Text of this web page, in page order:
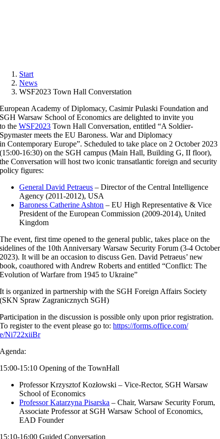
Start
News
WSF2023 Town Hall Converstation
European Academy of Diplomacy, Casimir Pulaski Foundation and
SGH Warsaw School of Economics are delighted to invite you
to theWSF2023 Town Hall Conversation, entitled “A Soldier-
Spymaster meets the EU Baroness. War and Diplomacy
in Contemporary Europe”. Scheduled to take place on 2 October 2023
(15:00-16:30) on the SGH campus (Main Hall, Building G, II floor),
the Conversation will host two iconic transatlantic foreign and security
policy figures:
General David Petraeus – Director of the Central Intelligence
Agency (2011-2012), USA
Baroness Catherine Ashton – EU High Representative & Vice
President of the European Commission (2009-2014), United
Kingdom
The event, first time opened to the general public, takes place on the
sidelines of the 10th Anniversary Warsaw Security Forum (3-4 October
2023). It will be an occasion to discuss Gen. David Petraeus’ new
book, coauthored with Andrew Roberts and entitled “Conflict: The
Evolution of Warfare from 1945 to Ukraine”
It is organized in partnership with the SGH Foreign Affairs Society
(SKN Spraw Zagranicznych SGH)
Participation in the discussion is possible only upon prior registration.
To register to the event please go to:https://forms.office.com/
e/Ni722xiiBr
Agenda:
15:00-15:10 Opening of the TownHall
Professor Krzysztof Kozłowski – Vice-Rector, SGH Warsaw
School of Economics
Professor Katarzyna Pisarska – Chair, Warsaw Security Forum,
Associate Professor at SGH Warsaw School of Economics,
EAD Founder
15:10-16:00 Guided Conversation